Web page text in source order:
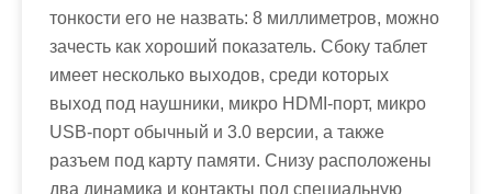
тонкости его не назвать: 8 миллиметров, можно
зачесть как хороший показатель. Сбоку таблет
имеет несколько выходов, среди которых
выход под наушники, микро HDMI-порт, микро
USB-порт обычный и 3.0 версии, а также
разъем под карту памяти. Снизу расположены
два динамика и контакты под специальную